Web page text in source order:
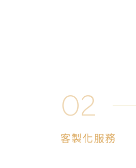
02
客製化服務